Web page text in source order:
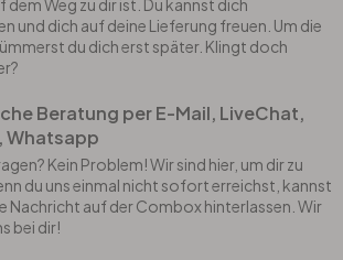
dem Weg zu dir ist. Du kannst dich
und dich auf deine Lieferung freuen. Um die
du dich erst später. Klingt doch
Beratung per E-Mail, LiveChat,
Whatsapp
Kein Problem! Wir sind hier, um dir zu
du uns einmal nicht sofort erreichst, kannst
Nachricht auf der Combox hinterlassen. Wir
bei dir!